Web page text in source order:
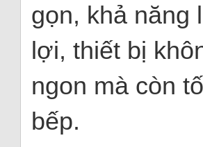
gọn, khả năng
lợi, thiết bị
ngon mà còn
bếp.